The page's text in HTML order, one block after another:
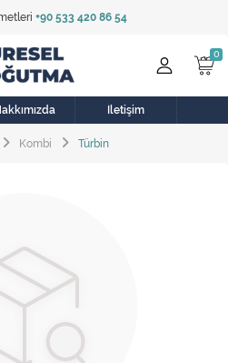
+90 533 420 86 54
Tüm Kategoriler
Makinesi
Kurutma Makinesi
Aksamlar
Süpürge
İletişim
Kombi Türbin